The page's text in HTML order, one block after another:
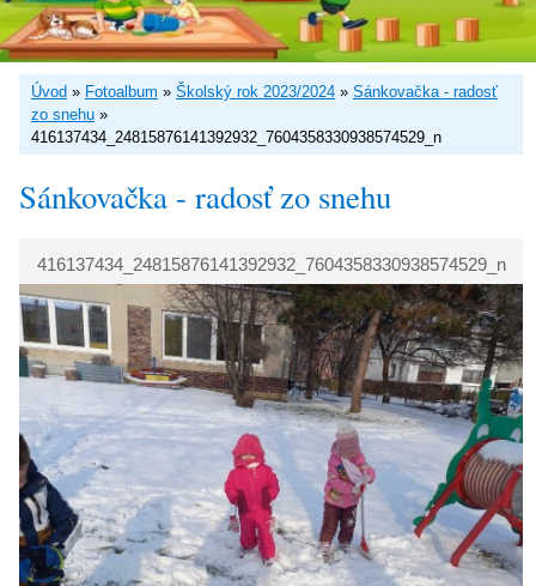
Úvod » Fotoalbum » Školský rok 2023/2024 » Sánkovačka - radosť
zo snehu »
416137434_24815876141392932_7604358330938574529_n
Sánkovačka - radosť zo snehu
416137434_24815876141392932_7604358330938574529_n